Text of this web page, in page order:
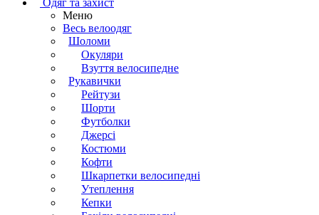
Меню
Весь велоодяг
Шоломи
Окуляри
Взуття велосипедне
Рукавички
Рейтузи
Шорти
Футболки
Джерсі
Костюми
Кофти
Шкарпетки велосипедні
Утеплення
Кепки